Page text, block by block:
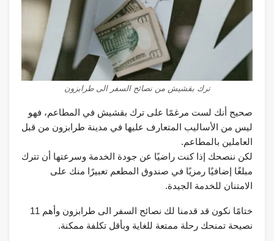
ترك بقشيش من نصائح السفر الى طرابزون
صحيح أنك لست مرغمًا على ترك بقشيش في المطاعم، فهو
ليس من الأساليب المتعارف عليها في مدينة طرابزون من قبل
العاملين بالمطاعم.
لكن ننصحك إذا كنت راضيًا عن جودة الخدمة وسرعتها أن تترك
مبلغًا إضافيًا رمزيًا في صندوق المطعم تعبيرًا منك على
الامتنان للخدمة الجيدة.
ختامًا نكون قد قدمنا لك نصائح السفر الى طرابزون وأهم 11
نصيحة تمنحك رحلة ممتعة للغاية وبأقل تكلفة ممكنة.